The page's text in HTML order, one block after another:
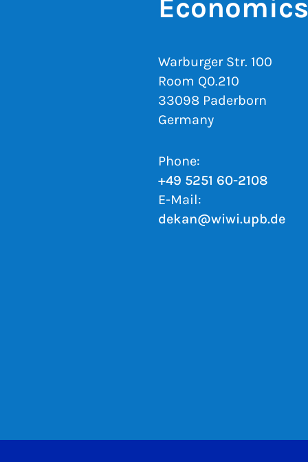
Economics
Warburger Str. 100
Room Q0.210
33098 Paderborn
Germany
Phone:
+49 5251 60-2108
E-Mail:
dekan@wiwi.upb.de